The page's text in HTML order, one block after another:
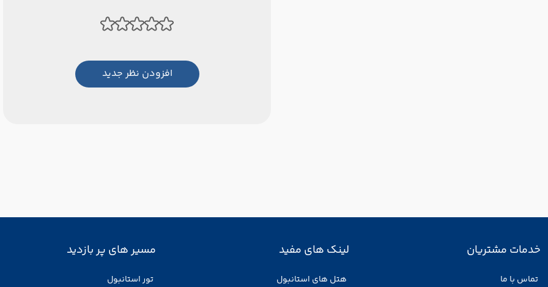
افزودن نظر جدید
خدمات مشتریان
تماس با ما
لینک های مفید
هتل های استانبول
مسیر های پر بازدید
تور استانبول